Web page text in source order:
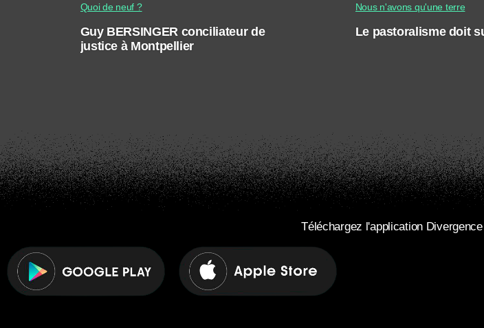
Quoi de neuf ?
Guy BERSINGER conciliateur de
justice à Montpellier
Nous n'avons qu'une terre
Le pastoralisme doit
Téléchargez l'application Divergence